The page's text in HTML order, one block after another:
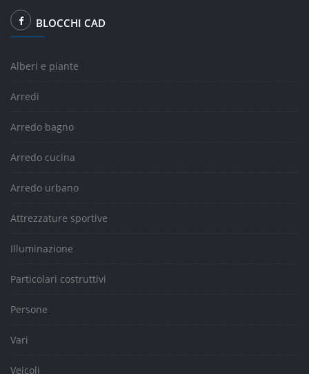
BLOCCHI CAD
Alberi e piante
Arredi
Arredo bagno
Arredo cucina
Arredo urbano
Attrezzature sportive
Illuminazione
Particolari costruttivi
Persone
Vari
Veicoli